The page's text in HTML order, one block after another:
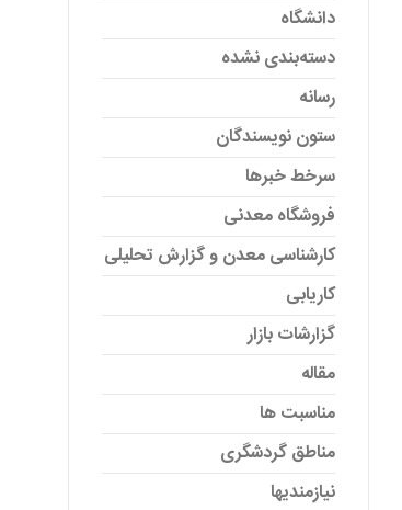
دانشگاه
دسته‌بندی نشده
رسانه
ستون نویسندگان
سرخط خبرها
فروشگاه معدنی
کارشناسی معدن و گزارش تحلیلی
کاریابی
گزارشات بازار
مقاله
مناسبت ها
مناطق گردشگری
نیازمندیها